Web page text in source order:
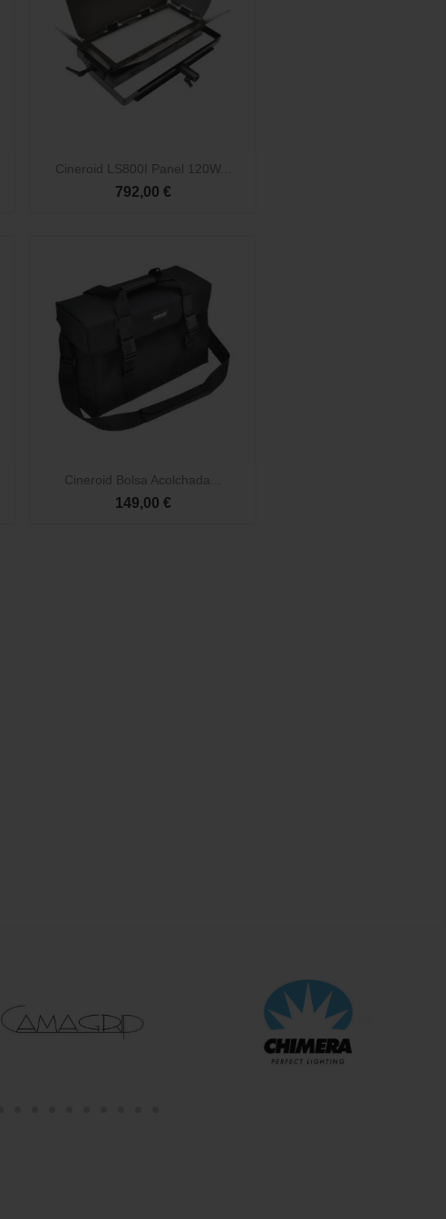
Cineroid LS800I Panel 120W...
792,00 €
Vista rápida
Cineroid Bolsa Acolchada...
149,00 €
 Vista rápida